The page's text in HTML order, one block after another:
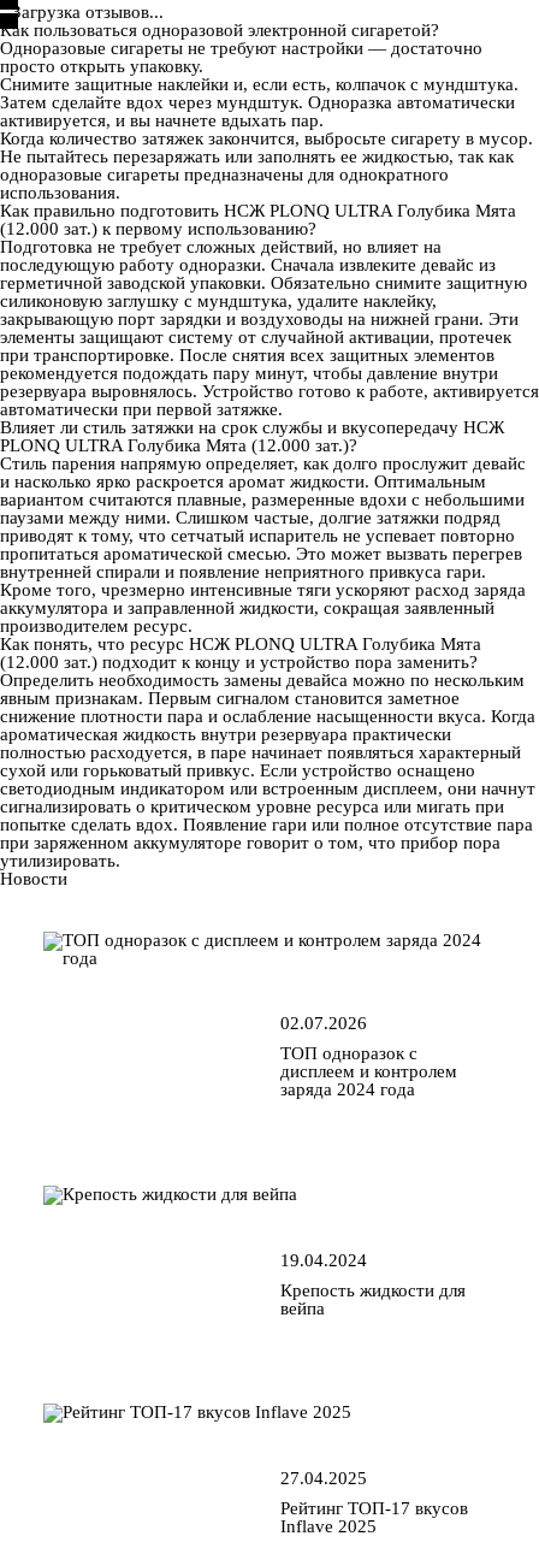
Загрузка отзывов...
Как пользоваться одноразовой электронной сигаретой?
Одноразовые сигареты не требуют настройки — достаточно
просто открыть упаковку.
Снимите защитные наклейки и, если есть, колпачок с мундштука.
Затем сделайте вдох через мундштук. Одноразка автоматически
активируется, и вы начнете вдыхать пар.
Когда количество затяжек закончится, выбросьте сигарету в мусор.
Не пытайтесь перезаряжать или заполнять ее жидкостью, так как
одноразовые сигареты предназначены для однократного
использования.
Как правильно подготовить НСЖ PLONQ ULTRA Голубика Мята
(12.000 зат.) к первому использованию?
Подготовка не требует сложных действий, но влияет на
последующую работу одноразки. Сначала извлеките девайс из
герметичной заводской упаковки. Обязательно снимите защитную
силиконовую заглушку с мундштука, удалите наклейку,
закрывающую порт зарядки и воздуховоды на нижней грани. Эти
элементы защищают систему от случайной активации, протечек
при транспортировке. После снятия всех защитных элементов
рекомендуется подождать пару минут, чтобы давление внутри
резервуара выровнялось. Устройство готово к работе, активируется
автоматически при первой затяжке.
Влияет ли стиль затяжки на срок службы и вкусопередачу НСЖ
PLONQ ULTRA Голубика Мята (12.000 зат.)?
Стиль парения напрямую определяет, как долго прослужит девайс
и насколько ярко раскроется аромат жидкости. Оптимальным
вариантом считаются плавные, размеренные вдохи с небольшими
паузами между ними. Слишком частые, долгие затяжки подряд
приводят к тому, что сетчатый испаритель не успевает повторно
пропитаться ароматической смесью. Это может вызвать перегрев
внутренней спирали и появление неприятного привкуса гари.
Кроме того, чрезмерно интенсивные тяги ускоряют расход заряда
аккумулятора и заправленной жидкости, сокращая заявленный
производителем ресурс.
Как понять, что ресурс НСЖ PLONQ ULTRA Голубика Мята
(12.000 зат.) подходит к концу и устройство пора заменить?
Определить необходимость замены девайса можно по нескольким
явным признакам. Первым сигналом становится заметное
снижение плотности пара и ослабление насыщенности вкуса. Когда
ароматическая жидкость внутри резервуара практически
полностью расходуется, в паре начинает появляться характерный
сухой или горьковатый привкус. Если устройство оснащено
светодиодным индикатором или встроенным дисплеем, они начнут
сигнализировать о критическом уровне ресурса или мигать при
попытке сделать вдох. Появление гари или полное отсутствие пара
при заряженном аккумуляторе говорит о том, что прибор пора
утилизировать.
Новости
02.07.2026
ТОП одноразок с
дисплеем и контролем
заряда 2024 года
19.04.2024
Крепость жидкости для
вейпа
27.04.2025
Рейтинг ТОП-17 вкусов
Inflave 2025